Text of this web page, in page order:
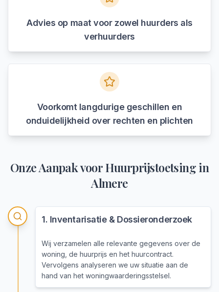
Advies op maat voor zowel huurders als
verhuurders
Voorkomt langdurige geschillen en
onduidelijkheid over rechten en plichten
Onze Aanpak voorHuurprijstoetsingin
Almere
1. Inventarisatie & Dossieronderzoek
Wij verzamelen alle relevante gegevens over de
woning, de huurprijs en het huurcontract.
Vervolgens analyseren we uw situatie aan de
hand van het woningwaarderingsstelsel.